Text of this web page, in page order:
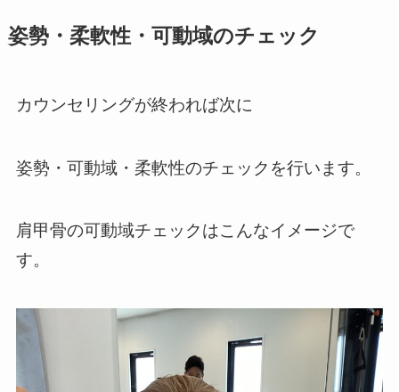
姿勢・柔軟性・可動域のチェック
カウンセリングが終われば次に
姿勢・可動域・柔軟性のチェックを行います。
肩甲骨の可動域チェックはこんなイメージで
す。